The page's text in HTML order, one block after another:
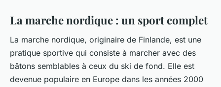
La marche nordique : un sport complet
La marche nordique, originaire de Finlande, est une
pratique sportive qui consiste à marcher avec des
bâtons semblables à ceux du ski de fond. Elle est
devenue populaire en Europe dans les années 2000